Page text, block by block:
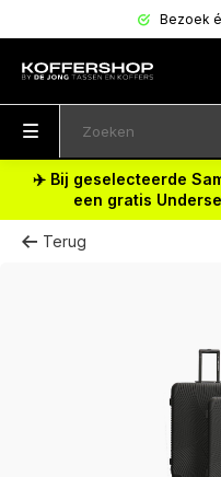
Bezoek
✈️ Bij geselecteerde
een gratis
Terug